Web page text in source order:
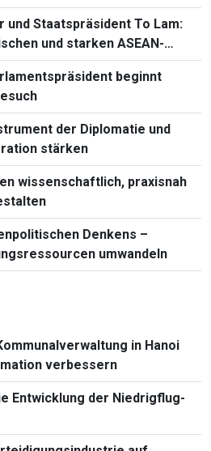
und Staatspräsident To Lam:
und starken ASEAN-
beginnt
der Diplomatie und
stärken
wissenschaftlich, praxisnah
Denkens –
umwandeln
in Hanoi
verbessern
Entwicklung der Niedrigflug-